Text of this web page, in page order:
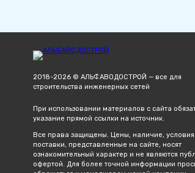
2018-2026 © АЛЬФАВОДОСТРОЙ — все для
строительства инженерных сетей
При использовании материалов с сайта
указание прямой ссылки на источник.
Все права защищены. Цены, наличие, условия
поставки, представленные на сайте, носят
ознакомительный характер и не являются
офертой. Для более точной информации